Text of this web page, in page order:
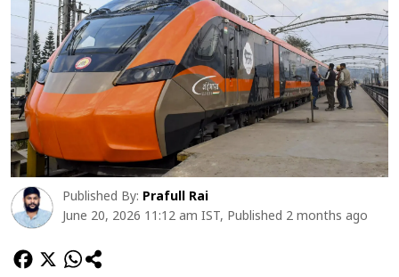
पड़ा। प्रारंभिक […]
Published By: Prafull Rai
June 20, 2026 11:12 am IST, Published 2 months ago